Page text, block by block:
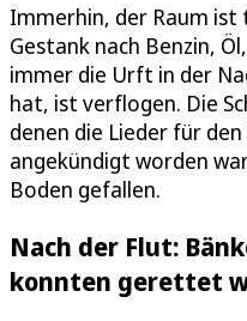
Immerhin, der Raum
Gestank nach Benzin,
immer die Urft in der
hat, ist verflogen. Die
denen die Lieder für
angekündigt worden
Boden gefallen.
Nach der Flut:
konnten gerettet